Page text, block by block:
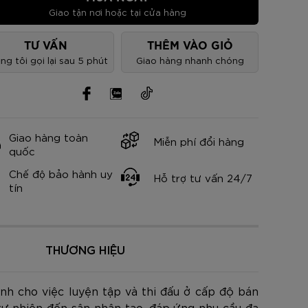
Giao tận nơi hoặc tại cửa hàng
TƯ VẤN
tôi gọi lại sau 5 phút
THÊM VÀO GIỎ
Giao hàng nhanh chóng
Giao hàng toàn
quốc
Miễn phí đổi hàng
Chế độ bảo hành uy
tín
Hỗ trợ tư vấn 24/7
THƯƠNG HIỆU
cho việc luyện tập và thi đấu ở cấp độ bán